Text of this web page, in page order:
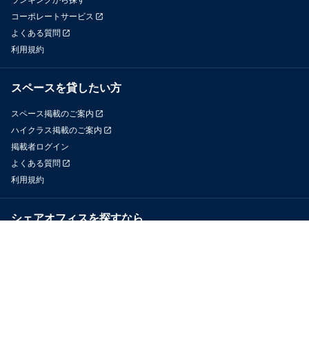
コーポレートサービス
よくある質問
利用規約
スペースを貸したい方
スペース掲載のご案内
ハイクラス掲載のご案内
掲載者ログイン
よくある質問
利用規約
シェアオフィスを探すなら